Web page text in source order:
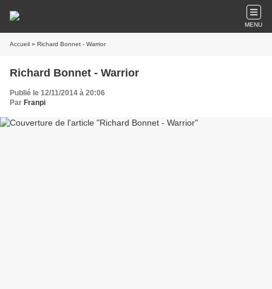
MENU
Accueil » Richard Bonnet - Warrior
Richard Bonnet - Warrior
Publié le 12/11/2014 à 20:06
Par Franpi